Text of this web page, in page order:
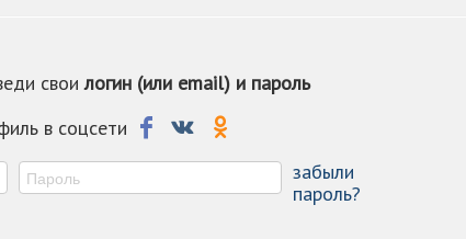
своилогин (или email) и пароль
в соцсети
забыли
пароль?